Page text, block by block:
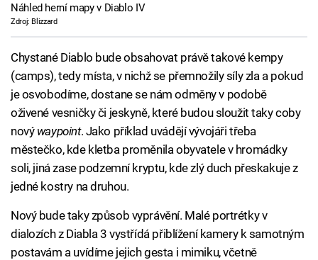
Náhled herní mapy v Diablo IV
Zdroj: Blizzard
Chystané Diablo bude obsahovat právě takové kempy
(camps), tedy místa, v nichž se přemnožily síly zla a pokud
je osvobodíme, dostane se nám odměny v podobě
oživené vesničky či jeskyně, které budou sloužit taky coby
novýwaypoint. Jako příklad uvádějí vývojáři třeba
městečko, kde kletba proměnila obyvatele v hromádky
soli, jiná zase podzemní kryptu, kde zlý duch přeskakuje z
jedné kostry na druhou.
Nový bude taky způsob vyprávění. Malé portrétky v
dialozích z Diabla 3 vystřídá přiblížení kamery k samotným
postavám a uvídíme jejich gesta i mimiku, včetně